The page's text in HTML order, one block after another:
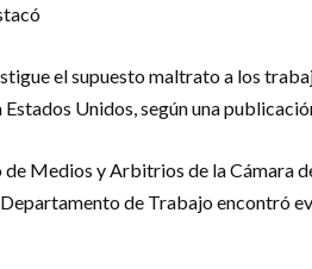
el supuesto maltrato a los
Unidos, según una
Medios y Arbitrios de la Cámara
de Trabajo encontró